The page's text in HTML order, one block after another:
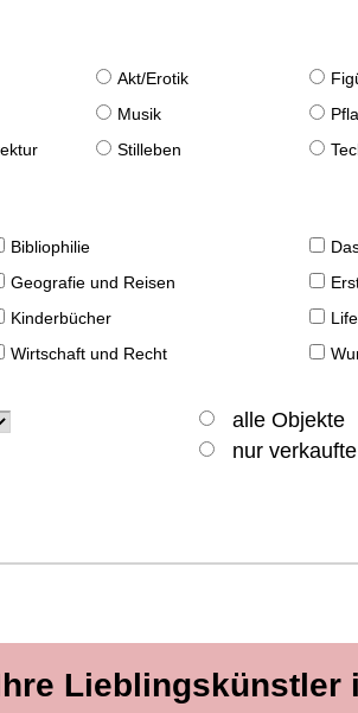
Akt/Erotik
Musik
Stilleben
Bibliophilie
Geografie und Reisen
Kinderbücher
Wirtschaft und Recht
alle Objekte
nur
Lieblingskünstler